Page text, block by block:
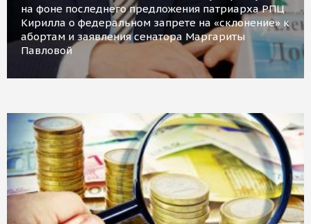
на фоне последнего предложения патриарха РПЦ
Кирилла о федеральном запрете на «склонение» к
абортам и заявления сенатора Маргариты
Павловой